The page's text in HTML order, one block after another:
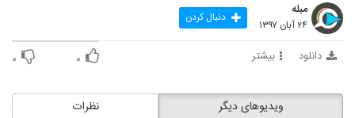
مبله
۲۴ آبان ۱۳۹۷ دنبال کردن
دانلود بیشتر ۰ ۰
نظرات ویدیوهای دیگر